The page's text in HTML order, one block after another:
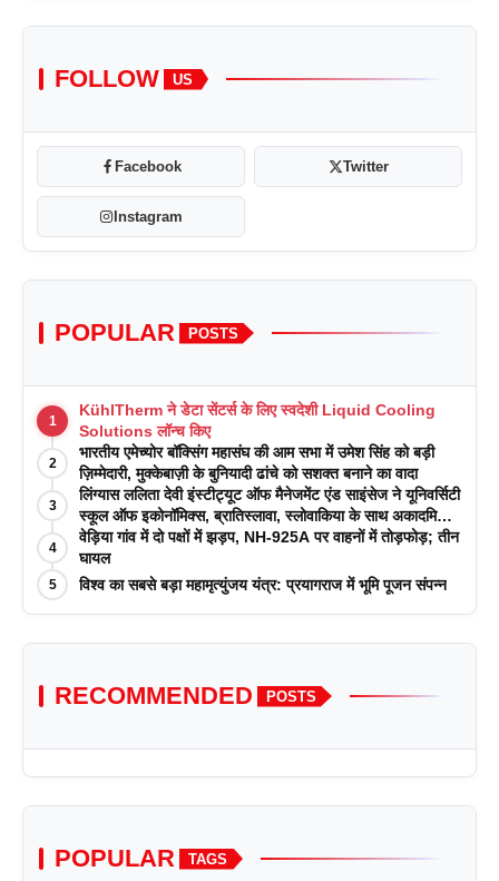
FOLLOW US
Facebook Twitter
Instagram
POPULAR POSTS
1
KühlTherm ने डेटा सेंटर्स के लिए स्वदेशी Liquid Cooling
Solutions लॉन्च किए
2
भारतीय एमेच्योर बॉक्सिंग महासंघ की आम सभा में उमेश सिंह को बड़ी
ज़िम्मेदारी, मुक्केबाज़ी के बुनियादी ढांचे को सशक्त बनाने का वादा
3
लिंग्यास ललिता देवी इंस्टीट्यूट ऑफ मैनेजमेंट एंड साइंसेज ने यूनिवर्सिटी
स्कूल ऑफ इकोनॉमिक्स, ब्रातिस्लावा, स्लोवाकिया के साथ अकादमिक
पत्रिकाओं में प्रकाशन रणनीतियों पर एक दिवसीय कार्यशाला का
आयोजन किया
4
वेड़िया गांव में दो पक्षों में झड़प, NH-925A पर वाहनों में तोड़फोड़; तीन
घायल
5 विश्व का सबसे बड़ा महामृत्युंजय यंत्र: प्रयागराज में भूमि पूजन संपन्न
RECOMMENDED POSTS
POPULAR TAGS